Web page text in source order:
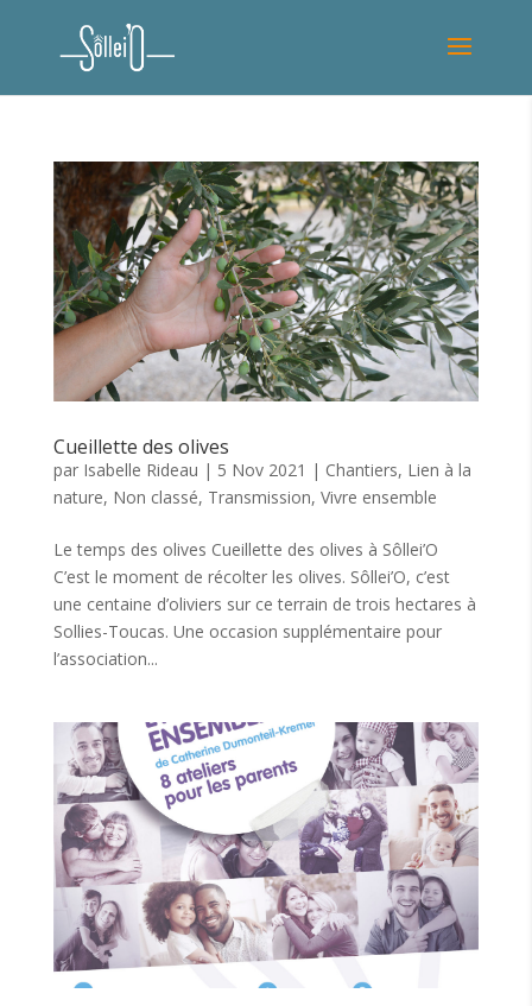
Cueillette des olives
par Isabelle Rideau | 5 Nov 2021 | Chantiers, Lien à la
nature, Non classé, Transmission, Vivre ensemble
Le temps des olives Cueillette des olives à Sôllei’O
C’est le moment de récolter les olives. Sôllei’O, c’est
une centaine d’oliviers sur ce terrain de trois hectares à
Sollies-Toucas. Une occasion supplémentaire pour
l’association...